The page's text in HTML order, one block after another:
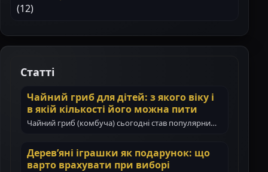
(12)
Статті
Чайний гриб для дітей: з якого віку і
в якій кількості його можна пити
Чайний гриб (комбуча) сьогодні став популярним
Дерев’яні іграшки як подарунок: що
варто врахувати при виборі